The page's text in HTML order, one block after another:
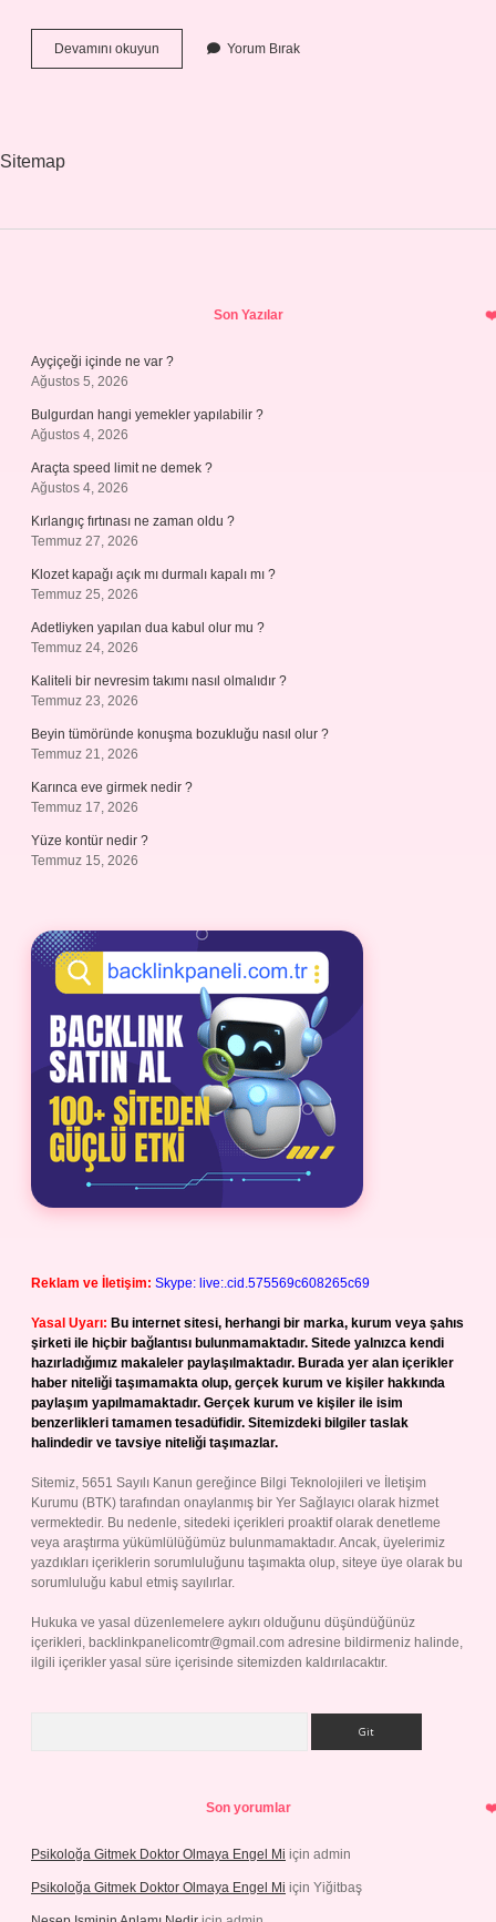
Devamını okuyun
Deniz
Yorum Bırak
Sitemap
Son Yazılar
Ayçiçeği içinde ne var ?
Ağustos 5, 2026
Bulgurdan hangi yemekler yapılabilir ?
Ağustos 4, 2026
Araçta speed limit ne demek ?
Ağustos 4, 2026
Kırlangıç fırtınası ne zaman oldu ?
Temmuz 27, 2026
Klozet kapağı açık mı durmalı kapalı mı ?
Temmuz 25, 2026
Adetliyken yapılan dua kabul olur mu ?
Temmuz 24, 2026
Kaliteli bir nevresim takımı nasıl olmalıdır ?
Temmuz 23, 2026
Beyin tümöründe konuşma bozukluğu nasıl olur ?
Temmuz 21, 2026
Karınca eve girmek nedir ?
Temmuz 17, 2026
Yüze kontür nedir ?
Temmuz 15, 2026
Reklam ve İletişim: Skype: live:.cid.575569c608265c69
Yasal Uyarı: Bu internet sitesi, herhangi bir marka, kurum veya şahıs
şirketi ile hiçbir bağlantısı bulunmamaktadır. Sitede yalnızca kendi
hazırladığımız makaleler paylaşılmaktadır. Burada yer alan içerikler
haber niteliği taşımamakta olup, gerçek kurum ve kişiler hakkında
paylaşım yapılmamaktadır. Gerçek kurum ve kişiler ile isim
benzerlikleri tamamen tesadüfidir. Sitemizdeki bilgiler taslak
halindedir ve tavsiye niteliği taşımazlar.
Sitemiz, 5651 Sayılı Kanun gereğince Bilgi Teknolojileri ve İletişim
Kurumu (BTK) tarafından onaylanmış bir Yer Sağlayıcı olarak hizmet
vermektedir. Bu nedenle, sitedeki içerikleri proaktif olarak denetleme
veya araştırma yükümlülüğümüz bulunmamaktadır. Ancak, üyelerimiz
yazdıkları içeriklerin sorumluluğunu taşımakta olup, siteye üye olarak bu
sorumluluğu kabul etmiş sayılırlar.
Hukuka ve yasal düzenlemelere aykırı olduğunu düşündüğünüz
içerikleri, backlinkpanelicomtr@gmail.com adresine bildirmeniz halinde,
ilgili içerikler yasal süre içerisinde sitemizden kaldırılacaktır.
Son yorumlar
Psikoloğa Gitmek Doktor Olmaya Engel Mi için admin
Psikoloğa Gitmek Doktor Olmaya Engel Mi için Yiğitbaş